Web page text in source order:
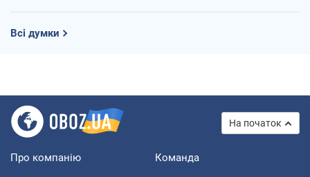
Всі думки
На початок
Про компанію Команда